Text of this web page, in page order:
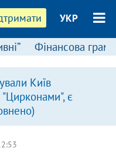
УКР
Фінансова
Київ
"Цирконами", є